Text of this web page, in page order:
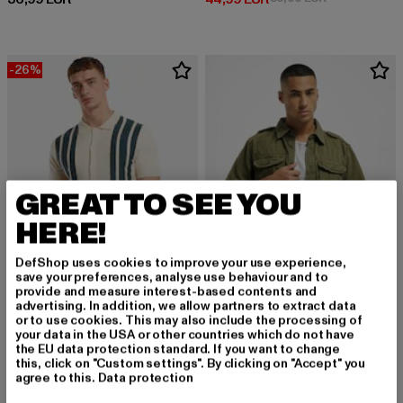
-26%
URBAN CLASSICS
Knit Retro
36,99 EUR
Derzeitiger Preis: 36,99 EUR
49,99 EURAktionspreis: 49,99 EUR
BRANDIT
Vintage
39,99 EUR
Derzeitiger Preis: 39,99 EUR
GREAT TO SEE YOU
HERE!
DefShop uses cookies to improve your use experience,
save your preferences, analyse use behaviour and to
provide and measure interest-based contents and
advertising. In addition, we allow partners to extract data
or to use cookies. This may also include the processing of
your data in the USA or other countries which do not have
the EU data protection standard. If you want to change
this, click on "Custom settings". By clicking on "Accept" you
agree to this. Data protection